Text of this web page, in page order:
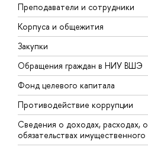
Преподаватели и сотрудники
Корпуса и общежития
Закупки
Обращения граждан в НИУ ВШЭ
Фонд целевого капитала
Противодействие коррупции
Сведения о доходах, расходах,
обязательствах имущественного